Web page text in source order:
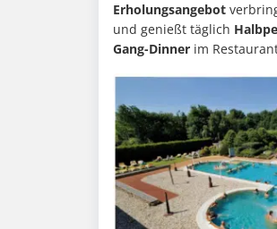
Erholungsangebot
und genießt täglich
Gang-Dinner im